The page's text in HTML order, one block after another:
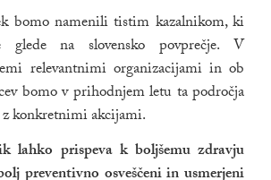
bomo namenili tistim kazalnikom, ki
glede na slovensko povprečje. V
relevantnimi organizacijami in ob
bomo v prihodnjem letu ta področja
konkretnimi akcijami.
lahko prispeva k boljšemu zdravju